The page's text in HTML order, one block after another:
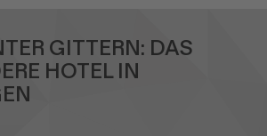
GITTERN: DAS
HOTEL IN